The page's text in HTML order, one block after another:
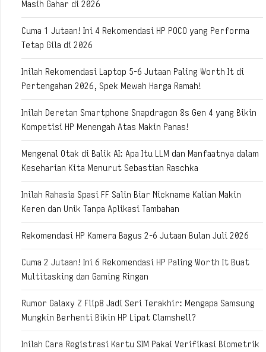
Masih Gahar di 2026
Cuma 1 Jutaan! Ini 4 Rekomendasi HP POCO yang Performa
Tetap Gila di 2026
Inilah Rekomendasi Laptop 5-6 Jutaan Paling Worth It di
Pertengahan 2026, Spek Mewah Harga Ramah!
Inilah Deretan Smartphone Snapdragon 8s Gen 4 yang Bikin
Kompetisi HP Menengah Atas Makin Panas!
Mengenal Otak di Balik AI: Apa Itu LLM dan Manfaatnya dalam
Keseharian Kita Menurut Sebastian Raschka
Inilah Rahasia Spasi FF Salin Biar Nickname Kalian Makin
Keren dan Unik Tanpa Aplikasi Tambahan
Rekomendasi HP Kamera Bagus 2-6 Jutaan Bulan Juli 2026
Cuma 2 Jutaan! Ini 6 Rekomendasi HP Paling Worth It Buat
Multitasking dan Gaming Ringan
Rumor Galaxy Z Flip8 Jadi Seri Terakhir: Mengapa Samsung
Mungkin Berhenti Bikin HP Lipat Clamshell?
Inilah Cara Registrasi Kartu SIM Pakai Verifikasi Biometrik